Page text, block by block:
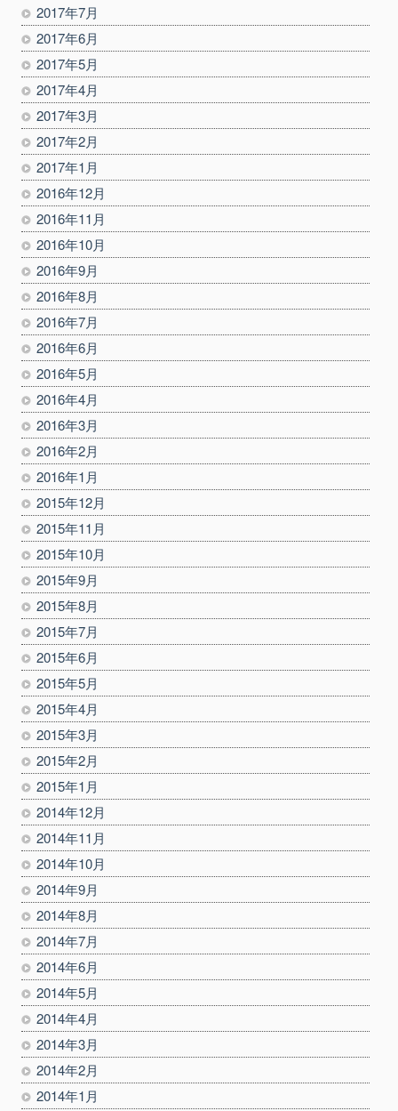
2017年7月
2017年6月
2017年5月
2017年4月
2017年3月
2017年2月
2017年1月
2016年12月
2016年11月
2016年10月
2016年9月
2016年8月
2016年7月
2016年6月
2016年5月
2016年4月
2016年3月
2016年2月
2016年1月
2015年12月
2015年11月
2015年10月
2015年9月
2015年8月
2015年7月
2015年6月
2015年5月
2015年4月
2015年3月
2015年2月
2015年1月
2014年12月
2014年11月
2014年10月
2014年9月
2014年8月
2014年7月
2014年6月
2014年5月
2014年4月
2014年3月
2014年2月
2014年1月